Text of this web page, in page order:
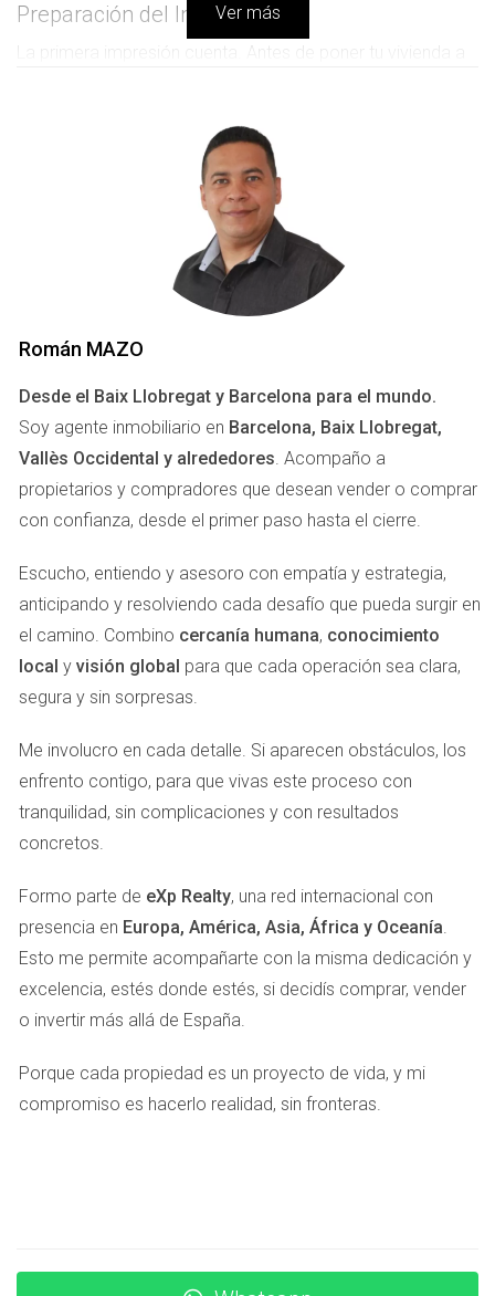
Preparación del Inmueble
La primera impresión cuenta. Antes de poner tu vivienda a
Limpieza profunda.
Reparaciones menores (grifos que gotean, pintura
Despersonalización del espacio para que los
compradores puedan imaginarse viviendo allí.
LLÁMAME AHORA
El marketing juega un papel crucial. Utiliza fotos de alta
calidad y descripciones detalladas. Publicar en plataformas
populares como Idealista o Fotocasa puede aumentar tu
visibilidad. Además, considera:
Utilizar redes sociales para llegar a más personas.
Realizar jornadas de puertas abiertas para mostrar la
propiedad.
Si necesitas asesoría sobre cómo presentar tu
vivienda, no dudes en escribirme.
CASOS DE ÉXITO
Caso 1: Venta Rápida en Gràcia
necesitaba algunos arreglos y una buena limpieza. Después
de preparar el espacio, hicimos una sesión fotográfica
profesional. Publicamos en varias plataformas y tuvimos
múltiples visitas en la primera semana. Al final, cerramos la
venta a un precio superior al esperado.
Caso 2: Estrategia de Precios en Eixample
En otro caso, un propietario estaba indeciso sobre el
Caso 3: Uso de Redes Sociales en Poblenou
Ver más
Román MAZO
Desde el Baix Llobregat y Barcelona para el mundo.
Soy agente inmobiliario en Barcelona, Baix Llobregat,
Vallès Occidental y alrededores. Acompaño a
propietarios y compradores que desean vender o comprar
con confianza, desde el primer paso hasta el cierre.
Escucho, entiendo y asesoro con empatía y estrategia,
anticipando y resolviendo cada desafío que pueda surgir en
el camino. Combino cercanía humana, conocimiento
local y visión global para que cada operación sea clara,
segura y sin sorpresas.
Me involucro en cada detalle. Si aparecen obstáculos, los
enfrento contigo, para que vivas este proceso con
tranquilidad, sin complicaciones y con resultados
concretos.
Formo parte de eXp Realty, una red internacional con
presencia en Europa, América, Asia, África y Oceanía.
Esto me permite acompañarte con la misma dedicación y
excelencia, estés donde estés, si decidís comprar, vender
o invertir más allá de España.
Porque cada propiedad es un proyecto de vida, y mi
compromiso es hacerlo realidad, sin fronteras.